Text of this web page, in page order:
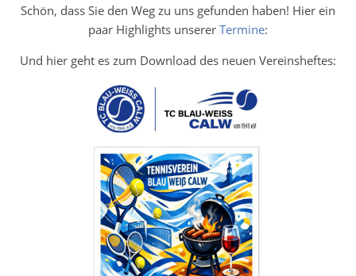
Schön, dass Sie den Weg zu uns gefunden haben! Hier ein
paar Highlights unserer Termine:
Und hier geht es zum Download des neuen Vereinsheftes: